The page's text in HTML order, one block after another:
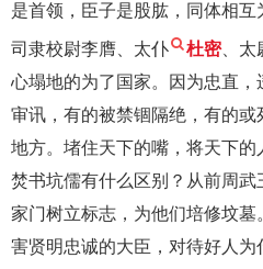
是首领，臣子是股肱，同体相
司隶校尉李膺、太仆 杜密、太
心塌地的为了国家。因为忠直
审讯，有的被禁锢隔绝，有的
地方。堵住天下的嘴，将天下
焚书坑儒有什么区别？从前周
家门树立标志，为他们培修坟
害贤明忠诚的大臣，对待好人